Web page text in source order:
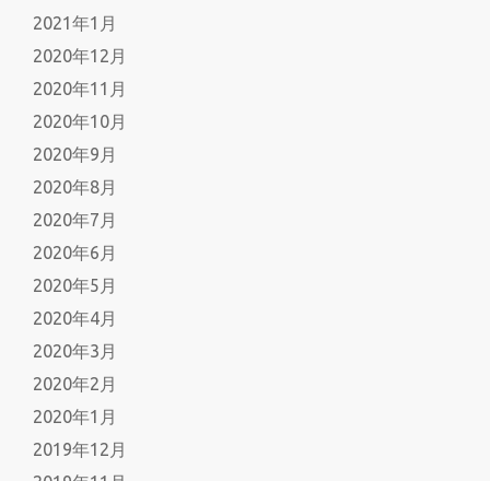
2021年1月
2020年12月
2020年11月
2020年10月
2020年9月
2020年8月
2020年7月
2020年6月
2020年5月
2020年4月
2020年3月
2020年2月
2020年1月
2019年12月